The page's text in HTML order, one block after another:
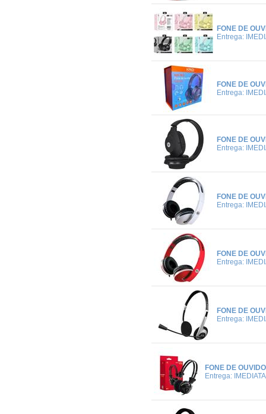
FONE DE
Entrega:
FONE DE
Entrega:
FONE DE
Entrega:
FONE DE
Entrega:
FONE DE
Entrega:
FONE DE
Entrega:
FONE DE
Entrega: IMEDIATA